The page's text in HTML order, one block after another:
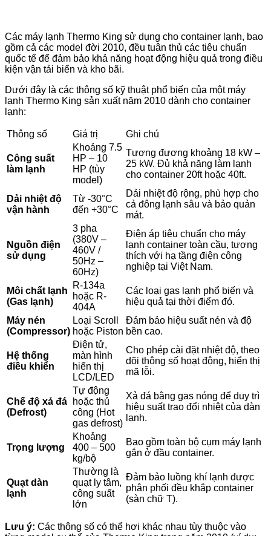
Các máy lạnh Thermo King sử dụng cho container lạnh, bao
gồm cả các model đời 2010, đều tuân thủ các tiêu chuẩn
quốc tế để đảm bảo khả năng hoạt động hiệu quả trong điều
kiện vận tải biển và kho bãi.
Dưới đây là các thông số kỹ thuật phổ biến của một máy
lạnh Thermo King sản xuất năm 2010 dành cho container
lạnh:
Thông số Giá trị Ghi chú
Công suất
làm lạnh
Khoảng 7.5
HP – 10
HP (tùy
model)
Tương đương khoảng 18 kW –
25 kW. Đủ khả năng làm lạnh
cho container 20ft hoặc 40ft.
Dải nhiệt độ
vận hành
Từ -30°C
đến +30°C
Dải nhiệt độ rộng, phù hợp cho
cả đông lạnh sâu và bảo quản
mát.
Nguồn điện
sử dụng
3 pha
(380V –
460V /
50Hz –
60Hz)
Điện áp tiêu chuẩn cho máy
lạnh container toàn cầu, tương
thích với hạ tầng điện công
nghiệp tại Việt Nam.
Môi chất lạnh
(Gas lạnh)
R-134a
hoặc R-
404A
Các loại gas lạnh phổ biến và
hiệu quả tại thời điểm đó.
Máy nén
(Compressor)
Loại Scroll
hoặc Piston
Đảm bảo hiệu suất nén và độ
bền cao.
Hệ thống
điều khiển
Điện tử,
màn hình
hiển thị
LCD/LED
Cho phép cài đặt nhiệt độ, theo
dõi thông số hoạt động, hiển thị
mã lỗi.
Chế độ xả đá
(Defrost)
Tự động
hoặc thủ
công (Hot
gas defrost)
Xả đá bằng gas nóng để duy trì
hiệu suất trao đổi nhiệt của dàn
lạnh.
Trọng lượng
Khoảng
400 – 500
kg/bộ
Bao gồm toàn bộ cụm máy lạnh
gắn ở đầu container.
Quạt dàn
lạnh
Thường là
quạt ly tâm,
công suất
lớn
Đảm bảo luồng khí lạnh được
phân phối đều khắp container
(sàn chữ T).
Lưu ý: Các thông số có thể hơi khác nhau tùy thuộc vào